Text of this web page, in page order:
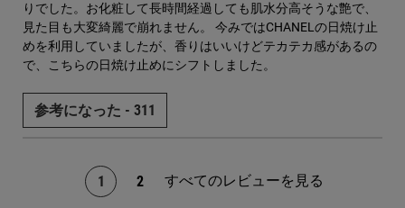
りでした。お化粧して長時間経過しても肌水分高そうな艶で、
見た目も大変綺麗で崩れません。 今みではCHANELの日焼け止
めを利用していましたが、香りはいいけどテカテカ感があるの
で、こちらの日焼け止めにシフトしました。
参考になった - 311
ページ 1/2。 現在のページ
1 2 すべてのレビューを見る